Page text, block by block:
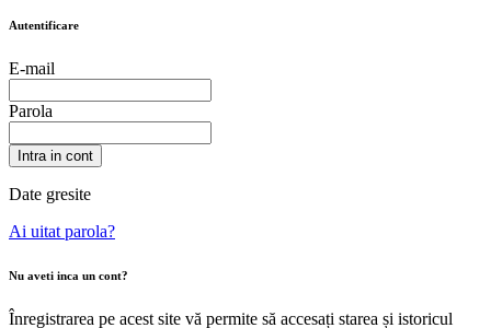
Autentificare
E-mail
Parola
Intra in cont
Date gresite
Ai uitat parola?
Nu aveti inca un cont?
Înregistrarea pe acest site vă permite să accesați starea și istoricul